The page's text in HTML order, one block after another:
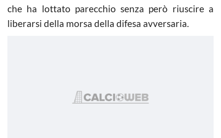
che ha lottato parecchio senza però riuscire a
liberarsi della morsa della difesa avversaria.